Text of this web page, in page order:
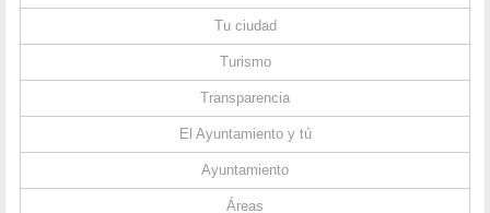
Tu ciudad
Turismo
Transparencia
El Ayuntamiento y tú
Ayuntamiento
Áreas